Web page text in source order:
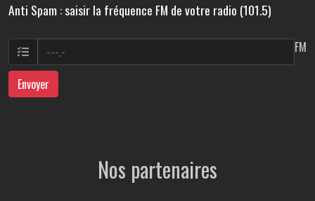
Anti Spam : saisir la fréquence FM de votre radio (101.5)
FM
Envoyer
Nos partenaires